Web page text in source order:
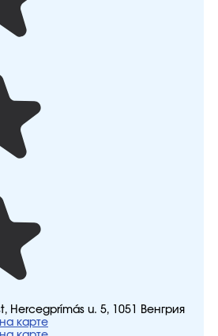
Hercegprímás u. 5, 1051 Венгрия
карте